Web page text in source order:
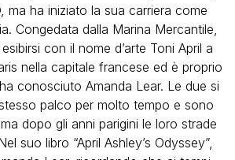
ma ha iniziato la sua carriera come
Congedata dalla Marina Mercantile,
con il nome d’arte Toni April a
nella capitale francese ed è proprio
conosciuto Amanda Lear. Le due si
palco per molto tempo e sono
dopo gli anni parigini le loro strade
suo libro “April Ashley’s Odyssey”,